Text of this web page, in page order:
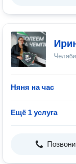
Няня на час
Ещё 1 услуга